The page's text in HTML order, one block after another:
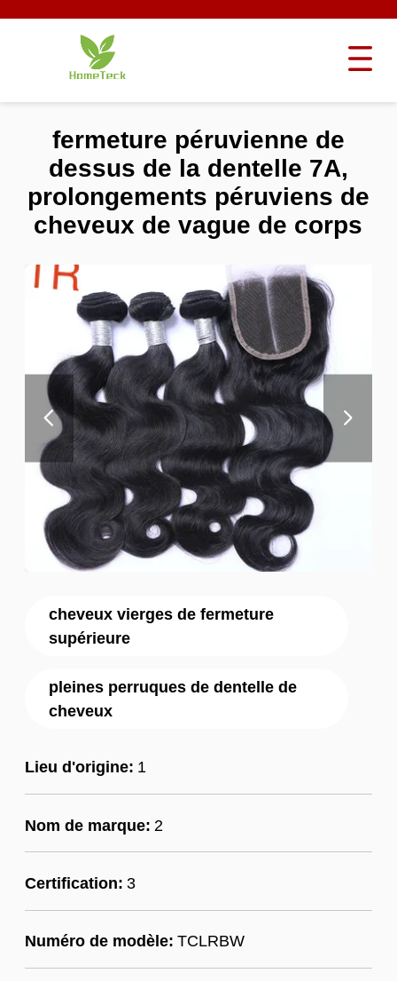
cheveux vierges de fermeture
supérieure
pleines perruques de dentelle de
cheveux
Lieu d'origine: 1
Nom de marque: 2
Certification: 3
Numéro de modèle: TCLRBW
fermeture péruvienne de
dessus de la dentelle 7A,
prolongements péruviens de
cheveux de vague de corps